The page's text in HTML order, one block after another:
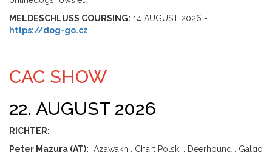
MELDESCHLUSS COURSING: 14 AUGUST 2026 -
https://dog-go.cz
CAC SHOW
22. AUGUST 2026
RICHTER:
Peter Mazura (AT): Azawakh . Chart Polski . Deerhound . Galgo